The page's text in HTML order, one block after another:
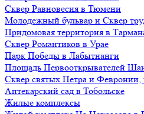
Сквер Равновесия в Тюмени
Молодежный бульвар и Сквер
Придомовая территория в
Сквер Романтиков в Урае
Парк Победы в Лабытнанги
Площадь Первооткрывателей
Сквер святых Петра и
Аптекарский сад в Тобольске
Жилые комплексы